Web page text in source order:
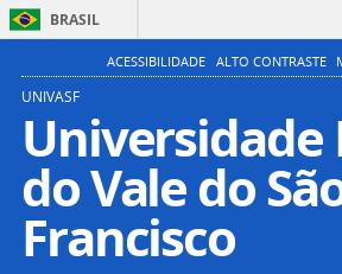
BRASIL
ACESSIBILIDADE ALTO CONTRASTE
UNIVASF
Universidade
do Vale do
Francisco